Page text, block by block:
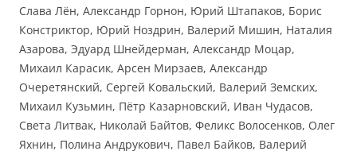
Слава Лён, Александр Горнон, Юрий Штапаков, Борис
Констриктор, Юрий Ноздрин, Валерий Мишин, Наталия
Азарова, Эдуард Шнейдерман, Александр Моцар,
Михаил Карасик, Арсен Мирзаев, Александр
Очеретянский, Сергей Ковальский, Валерий Земских,
Михаил Кузьмин, Пётр Казарновский, Иван Чудасов,
Света Литвак, Николай Байтов, Феликс Волосенков, Олег
Яхнин, Полина Андрукович, Павел Байков, Валерий